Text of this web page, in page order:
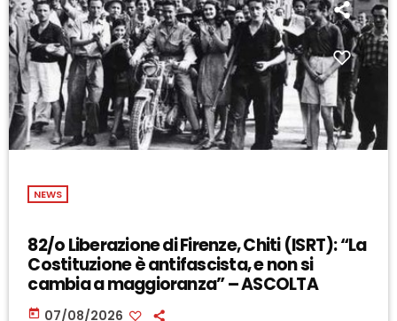
NEWS
82/o Liberazione di Firenze, Chiti (ISRT): “La
Costituzione è antifascista, e non si
cambia a maggioranza” – ASCOLTA
today 07/08/2026